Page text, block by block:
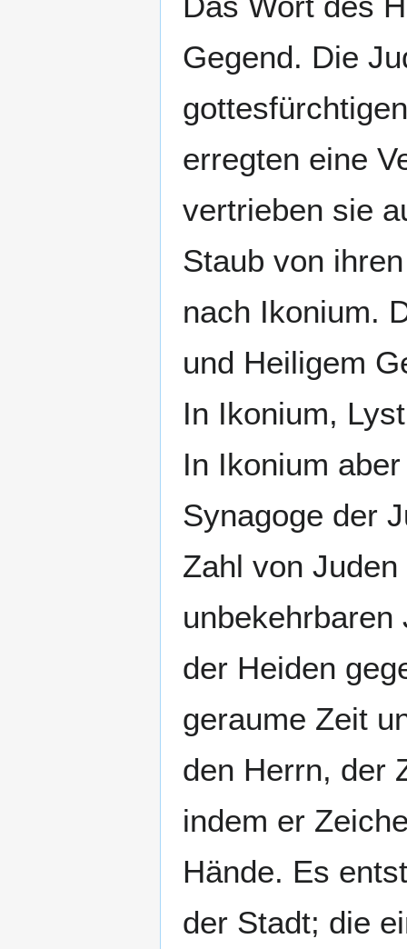
Gegend. Die
erregten eine
vertrieben sie
Staub von
nach Ikonium.
und Heiligem
In Ikonium,
In Ikonium
Synagoge der
Zahl von
der Heiden
geraume Zeit
den Herrn, der
indem er
Hände. Es
der Stadt; die